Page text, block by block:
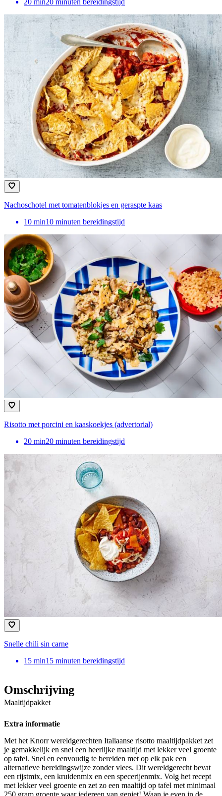
20 min20 minuten bereidingstijd
Nachoschotel met tomatenblokjes en geraspte kaas
10 min10 minuten bereidingstijd
Risotto met porcini en kaaskoekjes (advertorial)
20 min20 minuten bereidingstijd
Snelle chili sin carne
15 min15 minuten bereidingstijd
Omschrijving
Maaltijdpakket
Extra informatie
Met het Knorr wereldgerechten Italiaanse risotto maaltijdpakket zet
je gemakkelijk en snel een heerlijke maaltijd met lekker veel groente
op tafel. Snel en eenvoudig te bereiden met op elk pak een
alternatieve bereidingswijze zonder vlees. Dit wereldgerecht bevat
een rijstmix, een kruidenmix en een specerijenmix. Volg het recept
met lekker veel groente en zet zo een maaltijd op tafel met minimaal
250 gram groente waar iedereen van geniet! Waan je even in de